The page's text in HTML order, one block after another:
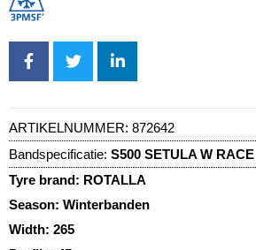
ARTIKELNUMMER: 872642
Bandspecificatie: S500 SETULA W RACE
Tyre brand: ROTALLA
Season: Winterbanden
Width: 265